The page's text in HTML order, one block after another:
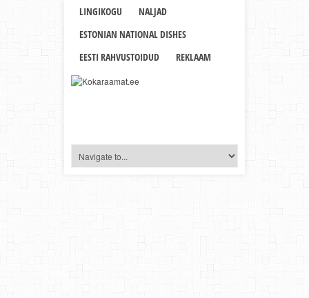
LINGIKOGU
NALJAD
ESTONIAN NATIONAL DISHES
EESTI RAHVUSTOIDUD
REKLAAM